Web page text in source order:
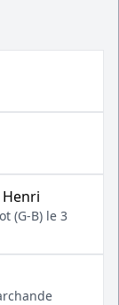
Henri
(G-B) le 3